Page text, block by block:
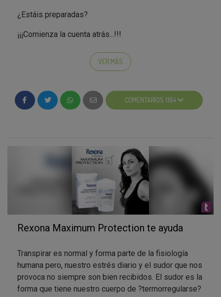
¿Estáis preparadas?
¡¡¡Comienza la cuenta atrás...!!!
VER MÁS
COMENTARIOS 1164
Rexona Maximum Protection te ayuda
Transpirar es normal y forma parte de la fisiología
humana pero, nuestro estrés diario y el sudor que nos
provoca no siempre son bien recibidos. El sudor es la
forma que tiene nuestro cuerpo de ?termorregularse?